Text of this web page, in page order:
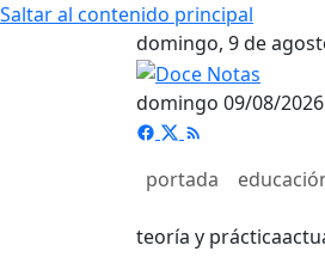
Saltar al contenido principal
domingo, 9 de
domingo 09/08/2026
portada
teoría y práctica